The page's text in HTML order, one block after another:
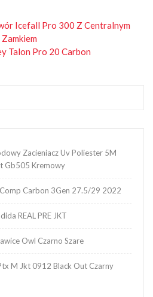
Icefall Pro 300 Z Centralnym
Zamkiem
Talon Pro 20 Carbon
Zacieniacz Uv Poliester 5M
Gb505 Kremowy
Carbon 3Gen 27.5/29 2022
REAL PRE JKT
Owl Czarno Szare
M Jkt 0912 Black Out Czarny